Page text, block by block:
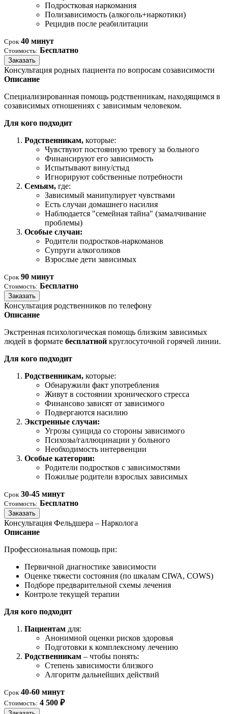
Подростковая наркомания
Полизависимость (алкоголь+наркотики)
Рецидив после реабилитации
Срок 40 минут
Стоимость: Бесплатно
Заказать
Консультация родных пациента по вопросам созависимости
Описание
Специализированная помощь родственникам, находящимся в
созависимых отношениях с зависимым человеком.
Для кого подходит
Родственникам, которые:
Чувствуют постоянную тревогу за больного
Финансируют его зависимость
Испытывают вину/стыд
Игнорируют собственные потребности
Семьям, где:
Зависимый манипулирует чувствами
Есть случаи домашнего насилия
Наблюдается "семейная тайна" (замалчивание
проблемы)
Особые случаи:
Родители подростков-наркоманов
Супруги алкоголиков
Взрослые дети зависимых
Срок 90 минут
Стоимость: Бесплатно
Заказать
Консультация родственников по телефону
Описание
Экстренная психологическая помощь близким зависимых
людей в формате бесплатной круглосуточной горячей линии.
Для кого подходит
Родственникам, которые:
Обнаружили факт употребления
Живут в состоянии хронического стресса
Финансово зависят от зависимого
Подвергаются насилию
Экстренные случаи:
Угрозы суицида со стороны зависимого
Психозы/галлюцинации у больного
Необходимость интервенции
Особые категории:
Родители подростков с зависимостями
Пожилые родители взрослых зависимых
Срок 30-45 минут
Стоимость: Бесплатно
Заказать
Консультация Фельдшера – Нарколога
Описание
Профессиональная помощь при:
Первичной диагностике зависимости
Оценке тяжести состояния (по шкалам CIWA, COWS)
Подборе предварительной схемы лечения
Контроле текущей терапии
Для кого подходит
Пациентам для:
Анонимной оценки рисков здоровья
Подготовки к комплексному лечению
Родственникам – чтобы понять:
Степень зависимости близкого
Алгоритм дальнейших действий
Срок 40-60 минут
Стоимость: 4 500 ₽